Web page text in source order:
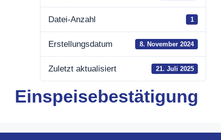
Datei-Anzahl 1
Erstellungsdatum 8. November 2024
Zuletzt aktualisiert 21. Juli 2025
Einspeisebestätigung